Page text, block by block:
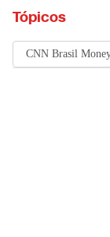
Tópicos
CNN Brasil